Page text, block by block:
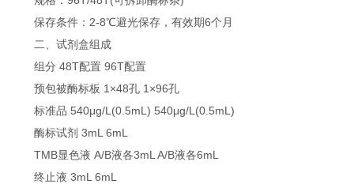
保存条件‌：2-8℃避光保存，有效期6个月
二、试剂盒组成‌
组分‌ ‌48T配置‌ ‌96T配置‌
预包被酶标板 1×48孔 1×96孔
标准品 540μg/L(0.5mL) 540μg/L(0.5mL)
酶标试剂 3mL 6mL
TMB显色液 A/B液各3mL A/B液各6mL
终止液 3mL 6mL